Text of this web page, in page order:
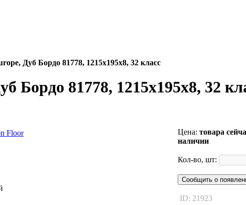
Дуб Бордо 81778, 1215x195x8, 32 класс
Бордо 81778, 1215x195x8, 32
Floor
Цена: товара
наличии
Кол-во, шт:
Сообщить о
ID: 21923